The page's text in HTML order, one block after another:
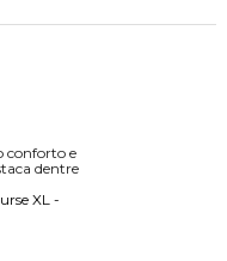
conforto e
dentre
XL -